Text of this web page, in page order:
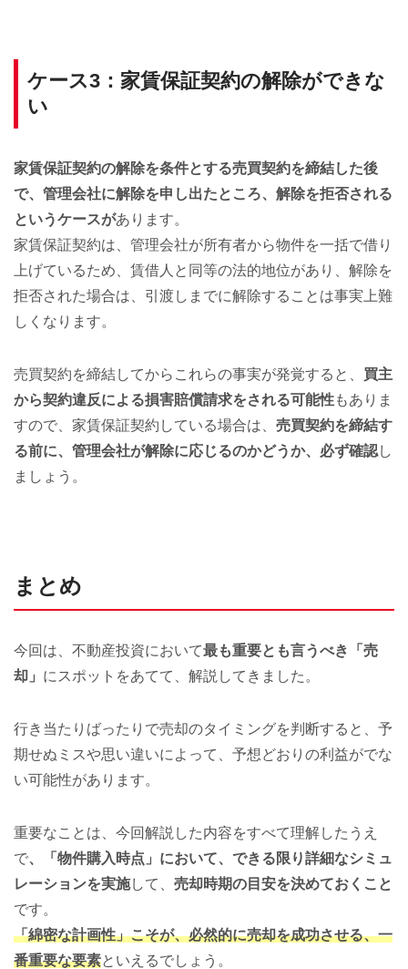
ケース3：家賃保証契約の解除ができな
い
家賃保証契約の解除を条件とする売買契約を締結した後
で、管理会社に解除を申し出たところ、解除を拒否される
というケースがあります。
家賃保証契約は、管理会社が所有者から物件を一括で借り
上げているため、賃借人と同等の法的地位があり、解除を
拒否された場合は、引渡しまでに解除することは事実上難
しくなります。
売買契約を締結してからこれらの事実が発覚すると、 買主
から契約違反による損害賠償請求をされる可能性もありま
すので、家賃保証契約している場合は、 売買契約を締結す
る前に、管理会社が解除に応じるのかどうか、必ず確認し
ましょう。
まとめ
今回は、不動産投資において最も重要とも言うべき「売
却」 にスポットをあてて、解説してきました。
行き当たりばったりで売却のタイミングを判断すると、予
期せぬミスや思い違いによって、予想どおりの利益がでな
い可能性があります。
重要なことは、今回解説した内容をすべて理解したうえ
で、「物件購入時点」において、できる限り詳細なシミュ
レーションを実施して、 売却時期の目安を決めておくこと
です。
「綿密な計画性」こそが、必然的に売却を成功させる、一
番重要な要素といえるでしょう。